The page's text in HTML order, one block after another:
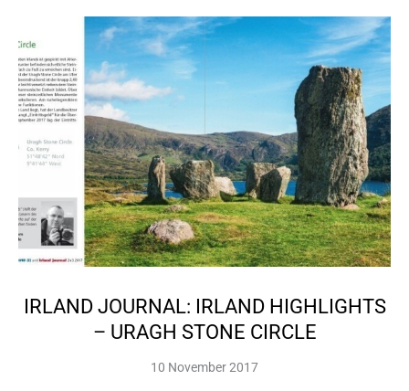
IRLAND JOURNAL: IRLAND HIGHLIGHTS
– URAGH STONE CIRCLE
10 November 2017